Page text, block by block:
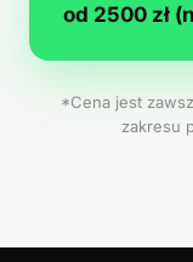
od 2500 zł
*Cena jest
zakresu